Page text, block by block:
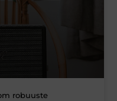
robuuste